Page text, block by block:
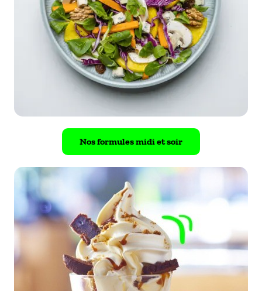
Nos formules midi et soir